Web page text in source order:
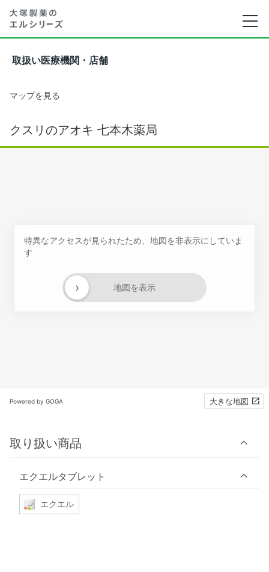
取扱い医療機関・店舗
マップを見る
クスリのアオキ 七本木薬局
特異なアクセスが見られたため、地図を非表示にしていま
す
地図を表示
›
Powered by GOGA 大きな地図
取り扱い商品
エクエルタブレット
エクエル